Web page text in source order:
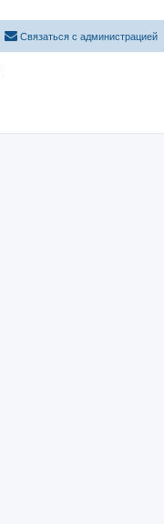
Связаться с администрацией